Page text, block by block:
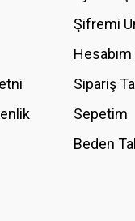
Şifremi
Hesabım
Sipariş
Sepetim
Beden